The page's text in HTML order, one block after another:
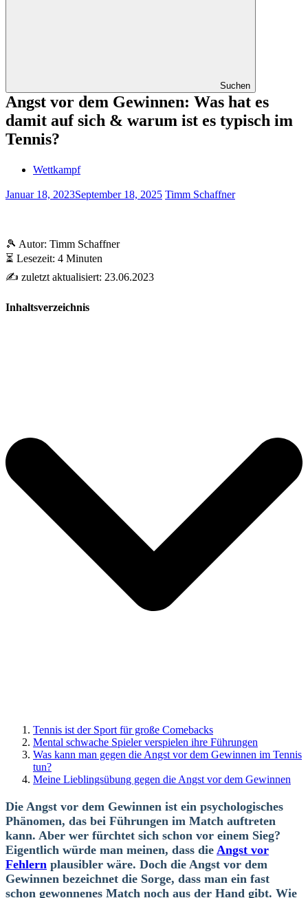
Suchen
Angst vor dem Gewinnen: Was hat es
damit auf sich & warum ist es typisch im
Tennis?
Wettkampf
Januar 18, 2023September 18, 2025 Timm Schaffner
🎾 Autor: Timm Schaffner
⏳ Lesezeit: 4 Minuten
✍️ zuletzt aktualisiert: 23.06.2023
Inhaltsverzeichnis
Tennis ist der Sport für große Comebacks
Mental schwache Spieler verspielen ihre Führungen
Was kann man gegen die Angst vor dem Gewinnen im Tennis
tun?
Meine Lieblingsübung gegen die Angst vor dem Gewinnen
Die Angst vor dem Gewinnen ist ein psychologisches
Phänomen, das bei Führungen im Match auftreten
kann. Aber wer fürchtet sich schon vor einem Sieg?
Eigentlich würde man meinen, dass die Angst vor
Fehlern plausibler wäre. Doch die Angst vor dem
Gewinnen bezeichnet die Sorge, dass man ein fast
schon gewonnenes Match noch aus der Hand gibt. Wie